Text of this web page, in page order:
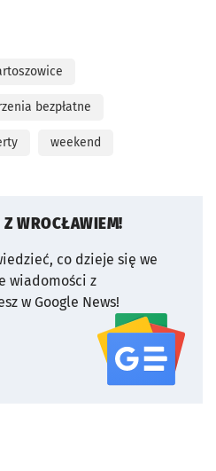
bezpłatne
weekend
WROCŁAWIEM!
co dzieje się we
wiadomości z
w Google News!
serwisu